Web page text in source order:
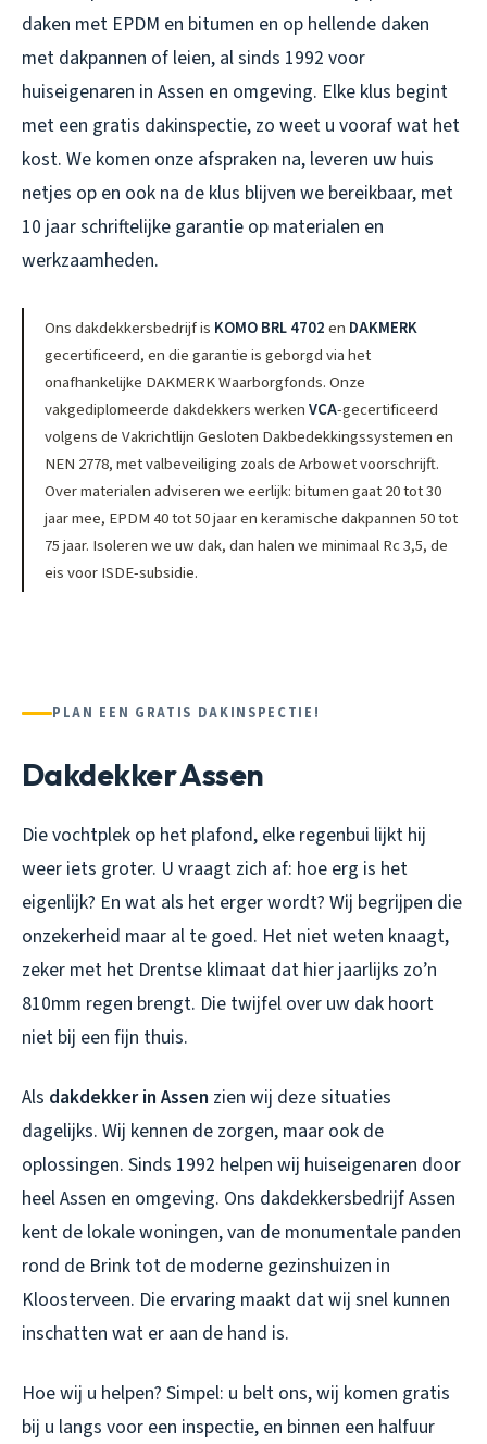
daken met EPDM en bitumen en op hellende daken
met dakpannen of leien, al sinds 1992 voor
huiseigenaren in Assen en omgeving. Elke klus begint
met een gratis dakinspectie, zo weet u vooraf wat het
kost. We komen onze afspraken na, leveren uw huis
netjes op en ook na de klus blijven we bereikbaar, met
10 jaar schriftelijke garantie op materialen en
werkzaamheden.
Ons dakdekkersbedrijf is KOMO BRL 4702en DAKMERK
gecertificeerd, en die garantie is geborgd via het
onafhankelijke DAKMERK Waarborgfonds. Onze
vakgediplomeerde dakdekkers werkenVCA-gecertificeerd
volgens de Vakrichtlijn Gesloten Dakbedekkingssystemen en
NEN 2778, met valbeveiliging zoals de Arbowet voorschrijft.
Over materialen adviseren we eerlijk: bitumen gaat 20 tot 30
jaar mee, EPDM 40 tot 50 jaar en keramische dakpannen 50 tot
75 jaar. Isoleren we uw dak, dan halen we minimaal Rc 3,5, de
eis voor ISDE-subsidie.
PLAN EEN GRATIS DAKINSPECTIE!
Dakdekker Assen
Die vochtplek op het plafond, elke regenbui lijkt hij
weer iets groter. U vraagt zich af: hoe erg is het
eigenlijk? En wat als het erger wordt? Wij begrijpen die
onzekerheid maar al te goed. Het niet weten knaagt,
zeker met het Drentse klimaat dat hier jaarlijks zo’n
810mm regen brengt. Die twijfel over uw dak hoort
niet bij een fijn thuis.
Als dakdekker in Assen zien wij deze situaties
dagelijks. Wij kennen de zorgen, maar ook de
oplossingen. Sinds 1992 helpen wij huiseigenaren door
heel Assen en omgeving. Ons dakdekkersbedrijf Assen
kent de lokale woningen, van de monumentale panden
rond de Brink tot de moderne gezinshuizen in
Kloosterveen. Die ervaring maakt dat wij snel kunnen
inschatten wat er aan de hand is.
Hoe wij u helpen? Simpel: u belt ons, wij komen gratis
bij u langs voor een inspectie, en binnen een halfuur